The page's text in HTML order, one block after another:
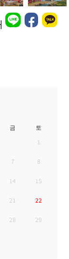
금
토
1
7 8
14 15
21 22
28 29